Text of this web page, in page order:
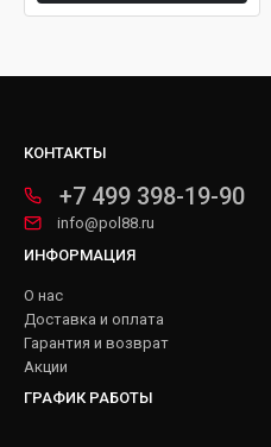
КОНТАКТЫ
+7 499 398-19-90
info@pol88.ru
ИНФОРМАЦИЯ
О нас
Доставка и оплата
Гарантия и возврат
Акции
ГРАФИК РАБОТЫ